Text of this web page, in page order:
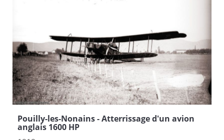
Pouilly-les-Nonains - Atterrissage d'un avion
anglais 1600 HP